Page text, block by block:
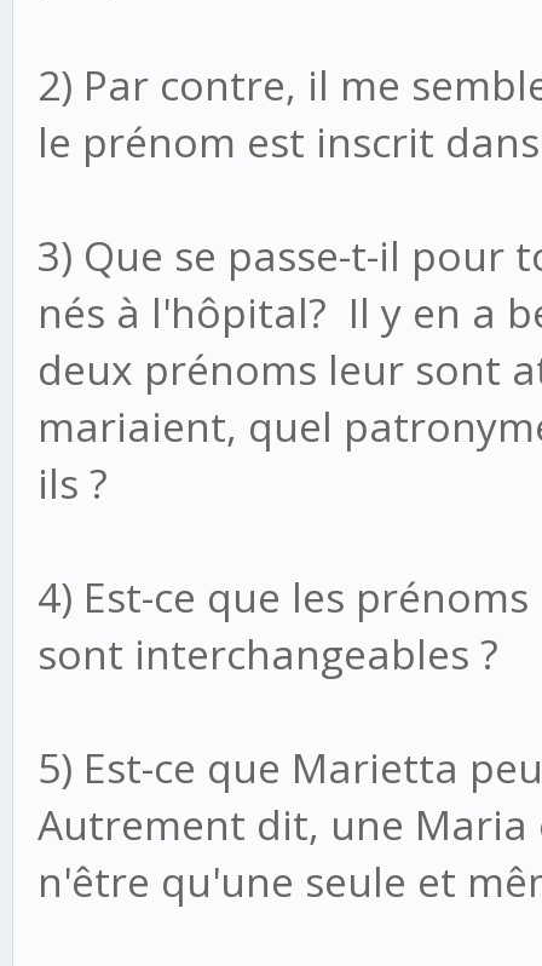
2) Par contre, il me
le prénom est inscrit
3) Que se passe-t-il pour
nés à l'hôpital? Il y en a
deux prénoms leur sont
mariaient, quel
ils ?
4) Est-ce que les
sont interchangeables ?
5) Est-ce que Marietta
Autrement dit, une
n'être qu'une seule et